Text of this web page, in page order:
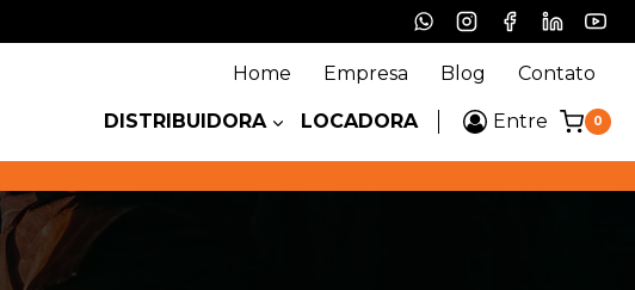
Home Empresa Blog Contato
DISTRIBUIDORA LOCADORA Entre 0